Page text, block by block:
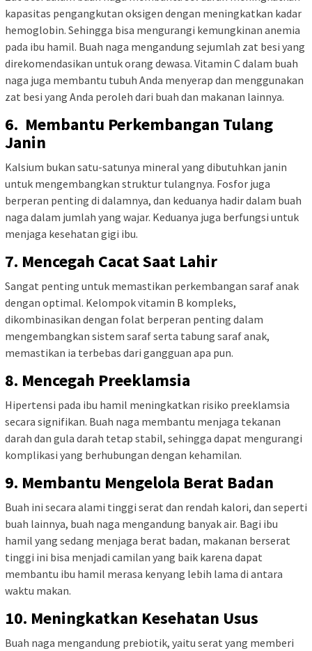
kapasitas pengangkutan oksigen dengan meningkatkan kadar
hemoglobin. Sehingga bisa mengurangi kemungkinan anemia
pada ibu hamil. Buah naga mengandung sejumlah zat besi yang
direkomendasikan untuk orang dewasa. Vitamin C dalam buah
naga juga membantu tubuh Anda menyerap dan menggunakan
zat besi yang Anda peroleh dari buah dan makanan lainnya.
6. Membantu Perkembangan Tulang
Janin
Kalsium bukan satu-satunya mineral yang dibutuhkan janin
untuk mengembangkan struktur tulangnya. Fosfor juga
berperan penting di dalamnya, dan keduanya hadir dalam buah
naga dalam jumlah yang wajar. Keduanya juga berfungsi untuk
menjaga kesehatan gigi ibu.
7. Mencegah Cacat Saat Lahir
Sangat penting untuk memastikan perkembangan saraf anak
dengan optimal. Kelompok vitamin B kompleks,
dikombinasikan dengan folat berperan penting dalam
mengembangkan sistem saraf serta tabung saraf anak,
memastikan ia terbebas dari gangguan apa pun.
8. Mencegah Preeklamsia
Hipertensi pada ibu hamil meningkatkan risiko preeklamsia
secara signifikan. Buah naga membantu menjaga tekanan
darah dan gula darah tetap stabil, sehingga dapat mengurangi
komplikasi yang berhubungan dengan kehamilan.
9. Membantu Mengelola Berat Badan
Buah ini secara alami tinggi serat dan rendah kalori, dan seperti
buah lainnya, buah naga mengandung banyak air. Bagi ibu
hamil yang sedang menjaga berat badan, makanan berserat
tinggi ini bisa menjadi camilan yang baik karena dapat
membantu ibu hamil merasa kenyang lebih lama di antara
waktu makan.
10. Meningkatkan Kesehatan Usus
Buah naga mengandung prebiotik, yaitu serat yang memberi